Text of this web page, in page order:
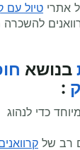
אתרי טיול עם
להשכרה
בנושא
:
כדי לנהוג
רב של